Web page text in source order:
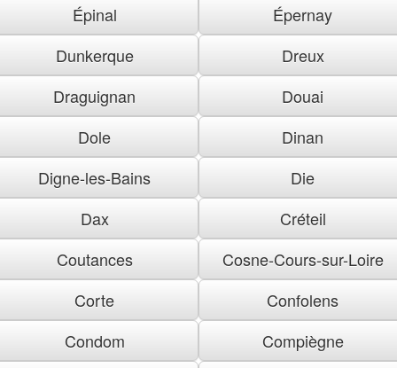
Épinal
Épernay
Dunkerque
Dreux
Draguignan
Douai
Dole
Dinan
Digne-les-Bains
Die
Dax
Créteil
Coutances
Cosne-Cours-sur-Loire
Corte
Confolens
Condom
Compiègne